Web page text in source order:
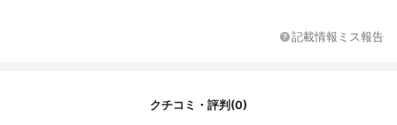
記載情報ミス報告
クチコミ・評判(0)